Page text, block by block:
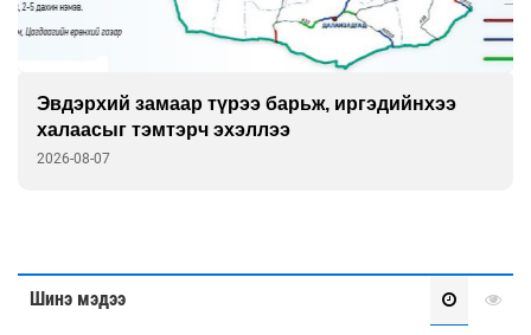
Эвдэрхий замаар түрээ барьж, иргэдийнхээ
халаасыг тэмтэрч эхэллээ
2026-08-07
Шинэ мэдээ